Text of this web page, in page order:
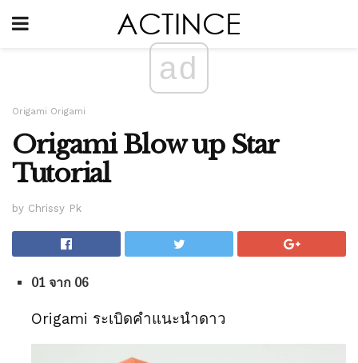
ad
Origami Origami
Origami Blow up Star
Tutorial
by Chrissy Pk
01 จาก 06
Origami ระเบิดคำแนะนำดาว